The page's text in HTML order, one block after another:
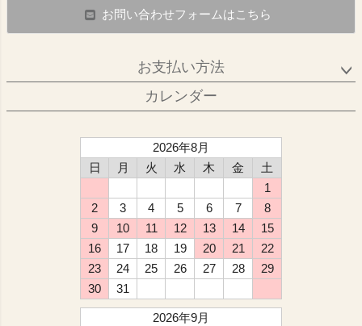
お問い合わせフォームはこちら
お支払い方法
カレンダー
2026年8月
日
月 火 水 木 金
土
1
2
3 4 5 6 7
8
9
10 11 12 13 14
15
16
17 18 19 20 21
22
23
24 25 26 27 28
29
30
31
2026年9月